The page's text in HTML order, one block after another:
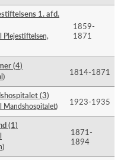
1. afd.
Plejestiftelsen,
1859-​
1871
(4)
) 1814-​1871
(3)
Mandshospitalet) 1923-​1935
(1)
)
1871-​
1894